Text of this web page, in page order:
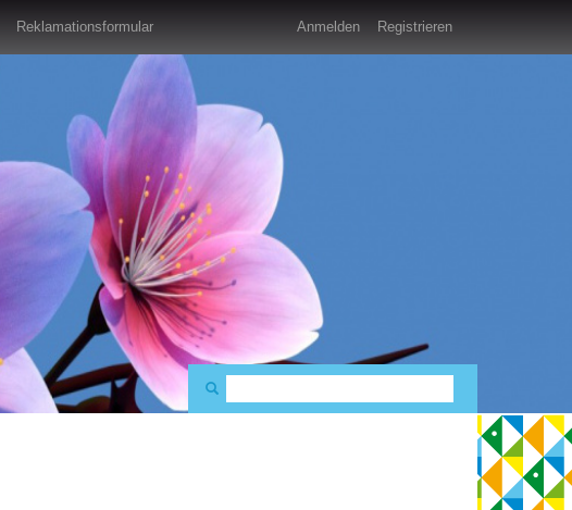
Reklamationsformular Anmelden Registrieren